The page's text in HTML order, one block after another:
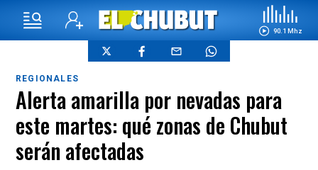
90.1 Mhz
REGIONALES
Alerta amarilla por nevadas para
este martes: qué zonas de Chubut
serán afectadas